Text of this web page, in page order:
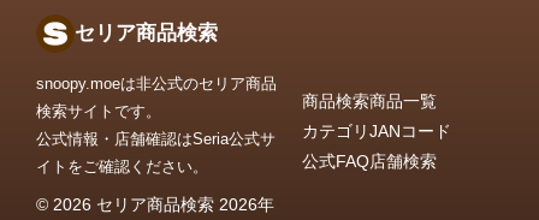
セリア商品検索
snoopy.moeは非公式のセリア商品
検索サイトです。
公式情報・店舗確認はSeria公式サ
イトをご確認ください。
© 2026 セリア商品検索 2026年
商品検索商品一覧
カテゴリJANコード
公式FAQ店舗検索